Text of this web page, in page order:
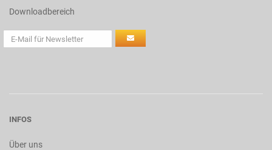
Downloadbereich
INFOS
Über uns